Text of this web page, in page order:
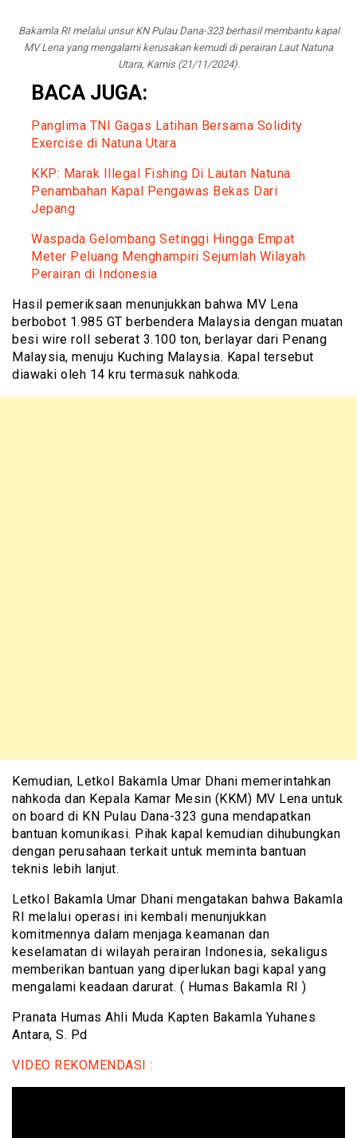
Bakamla RI melalui unsur KN Pulau Dana-323 berhasil membantu kapal
MV Lena yang mengalami kerusakan kemudi di perairan Laut Natuna
Utara, Kamis (21/11/2024).
BACA JUGA:
Panglima TNI Gagas Latihan Bersama Solidity
Exercise di Natuna Utara
KKP: Marak Illegal Fishing Di Lautan Natuna
Penambahan Kapal Pengawas Bekas Dari
Jepang
Waspada Gelombang Setinggi Hingga Empat
Meter Peluang Menghampiri Sejumlah Wilayah
Perairan di Indonesia
Hasil pemeriksaan menunjukkan bahwa MV Lena
berbobot 1.985 GT berbendera Malaysia dengan muatan
besi wire roll seberat 3.100 ton, berlayar dari Penang
Malaysia, menuju Kuching Malaysia. Kapal tersebut
diawaki oleh 14 kru termasuk nahkoda.
Kemudian, Letkol Bakamla Umar Dhani memerintahkan
nahkoda dan Kepala Kamar Mesin (KKM) MV Lena untuk
on board di KN Pulau Dana-323 guna mendapatkan
bantuan komunikasi. Pihak kapal kemudian dihubungkan
dengan perusahaan terkait untuk meminta bantuan
teknis lebih lanjut.
Letkol Bakamla Umar Dhani mengatakan bahwa Bakamla
RI melalui operasi ini kembali menunjukkan
komitmennya dalam menjaga keamanan dan
keselamatan di wilayah perairan Indonesia, sekaligus
memberikan bantuan yang diperlukan bagi kapal yang
mengalami keadaan darurat. ( Humas Bakamla RI )
Pranata Humas Ahli Muda Kapten Bakamla Yuhanes
Antara, S. Pd
VIDEO REKOMENDASI :